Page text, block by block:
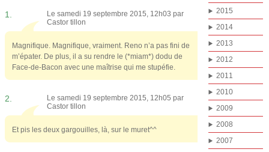
1.
Le samedi 19 septembre 2015, 12h03 par
Castor tillon
Magnifique. Magnifique, vraiment. Reno n’a pas fini de
m’épater. De plus, il a su rendre le (*miam*) dodu de
Face-de-Bacon avec une maîtrise qui me stupéfie.
2.
Le samedi 19 septembre 2015, 12h05 par
Castor tillon
Et pis les deux gargouilles, là, sur le muret^^
2015
2014
2013
2012
2011
2010
2009
2008
2007